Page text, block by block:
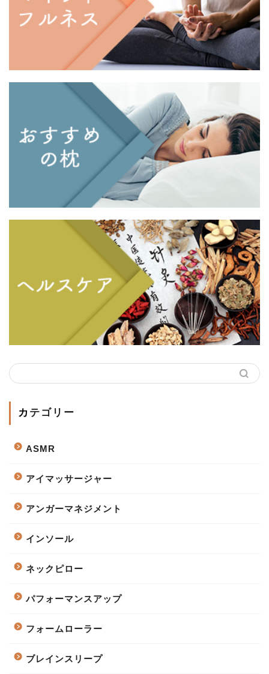
カテゴリー
ASMR
アイマッサージャー
アンガーマネジメント
インソール
ネックピロー
パフォーマンスアップ
フォームローラー
ブレインスリープ